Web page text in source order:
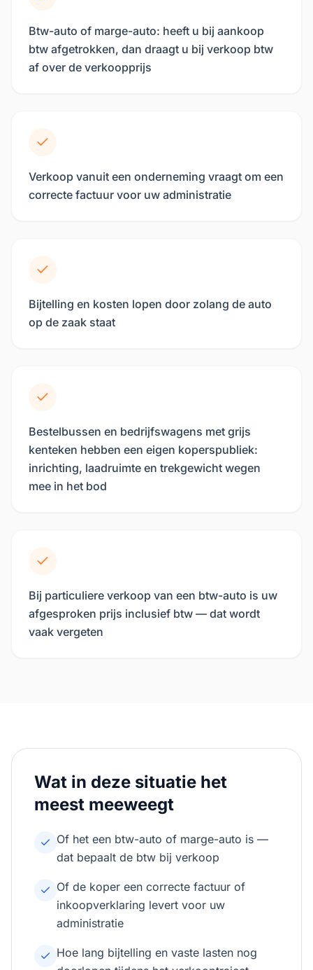
Btw-auto of marge-auto: heeft u bij aankoop
btw afgetrokken, dan draagt u bij verkoop btw
af over de verkoopprijs
Verkoop vanuit een onderneming vraagt om een
correcte factuur voor uw administratie
Bijtelling en kosten lopen door zolang de auto
op de zaak staat
Bestelbussen en bedrijfswagens met grijs
kenteken hebben een eigen koperspubliek:
inrichting, laadruimte en trekgewicht wegen
mee in het bod
Bij particuliere verkoop van een btw-auto is uw
afgesproken prijs inclusief btw — dat wordt
vaak vergeten
Wat in deze situatie het
meest meeweegt
Of het een btw-auto of marge-auto is —
dat bepaalt de btw bij verkoop
Of de koper een correcte factuur of
inkoopverklaring levert voor uw
administratie
Hoe lang bijtelling en vaste lasten nog